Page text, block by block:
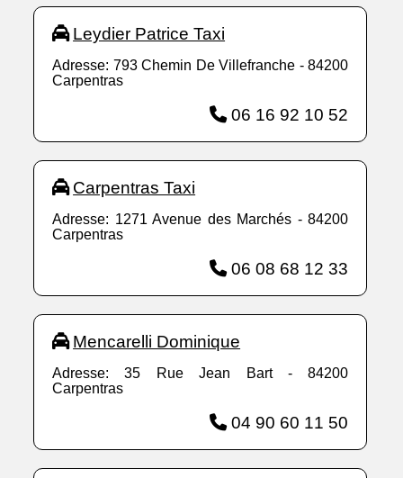
Leydier Patrice Taxi
Adresse: 793 Chemin De Villefranche - 84200
Carpentras
06 16 92 10 52
Carpentras Taxi
Adresse: 1271 Avenue des Marchés - 84200
Carpentras
06 08 68 12 33
Mencarelli Dominique
Adresse: 35 Rue Jean Bart - 84200
Carpentras
04 90 60 11 50